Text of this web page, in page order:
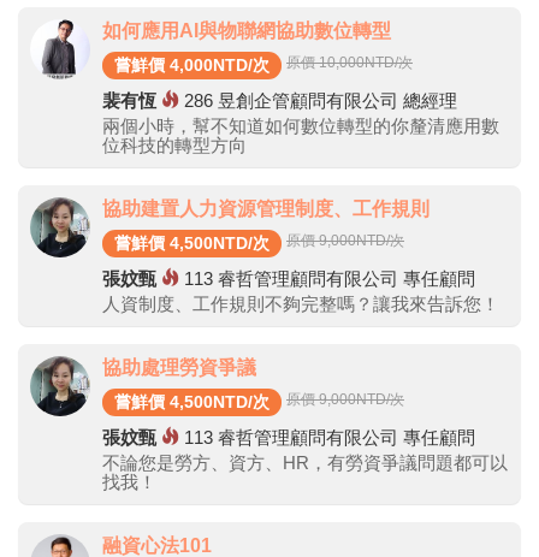
如何應用AI與物聯網協助數位轉型
嘗鮮價 4,000NTD/次 原價 10,000NTD/次
裴有恆 286 昱創企管顧問有限公司 總經理
兩個小時，幫不知道如何數位轉型的你釐清應用數
位科技的轉型方向
協助建置人力資源管理制度、工作規則
嘗鮮價 4,500NTD/次 原價 9,000NTD/次
張妏甄 113 睿哲管理顧問有限公司 專任顧問
人資制度、工作規則不夠完整嗎？讓我來告訴您！
協助處理勞資爭議
嘗鮮價 4,500NTD/次 原價 9,000NTD/次
張妏甄 113 睿哲管理顧問有限公司 專任顧問
不論您是勞方、資方、HR，有勞資爭議問題都可以
找我！
融資心法101